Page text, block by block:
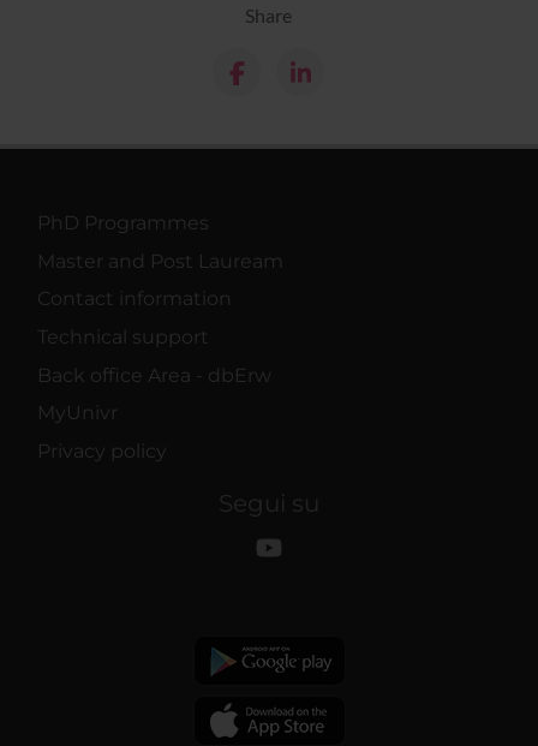
Share
PhD Programmes
Master and Post Lauream
Contact information
Technical support
Back office Area - dbErw
MyUnivr
Privacy policy
Segui su